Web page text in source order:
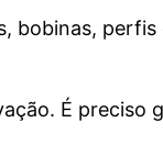
bobinas,
É preciso